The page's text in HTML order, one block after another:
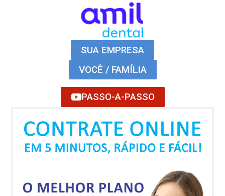
SUA EMPRESA
VOCÊ / FAMÍLIA
PASSO-A-PASSO